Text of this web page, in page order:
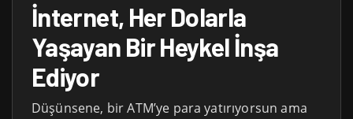
İnternet, Her Dolarla
Yaşayan Bir Heykel İnşa
Ediyor
Düşünsene, bir ATM’ye para yatırıyorsun ama